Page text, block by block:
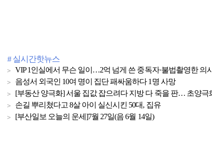
# 실시간핫뉴스
VIP 1인실에서 무슨 일이…2억 넘게 쓴 중독자·불법촬영한 의사
음성서 외국인 10여 명이 집단 패싸움하다 1명 사망
[부동산 양극화] 서울 집값 잡으려다 지방 다 죽을 판… 초양극화
손길 뿌리쳤다고 8살 아이 실신시킨 50대, 집유
[부산일보 오늘의 운세]7월 27일(음 6월 14일)